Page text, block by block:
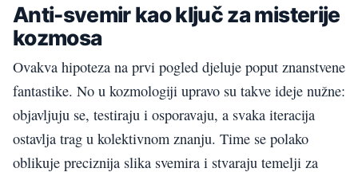
Anti-svemir kao ključ za misterije
kozmosa
Ovakva hipoteza na prvi pogled djeluje poput znanstvene
fantastike. No u kozmologiji upravo su takve ideje nužne:
objavljuju se, testiraju i osporavaju, a svaka iteracija
ostavlja trag u kolektivnom znanju. Time se polako
oblikuje preciznija slika svemira i stvaraju temelji za